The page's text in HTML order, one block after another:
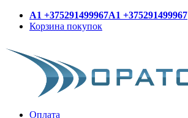
A1 +375291499967A1 +375291499967
Корзина покупок
Оплата